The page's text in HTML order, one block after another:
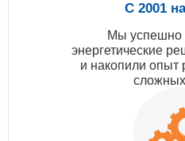
С 2001
Мы успешно
энергетические
и накопили